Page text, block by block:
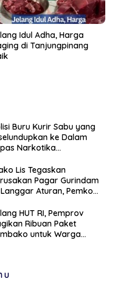
Idul Adha, Harga
di Tanjungpinang
Buru Kurir Sabu yang
ke Dalam
Narkotika
Lis Tegaskan
Pagar Gurindam
Langgar Aturan, Pemko
HUT RI, Pemprov
Ribuan Paket
untuk Warga